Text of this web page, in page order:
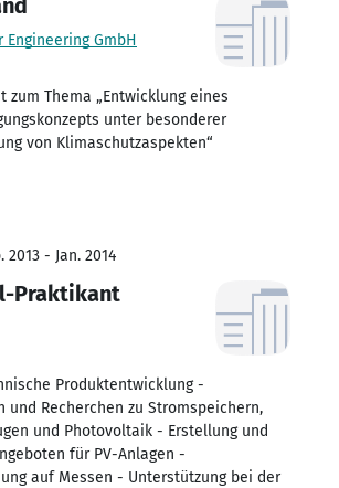
Engineering GmbH
zum Thema „Entwicklung eines
unter besonderer
von Klimaschutzaspekten“
2013 - Jan. 2014
Praktikant
Produktentwicklung -
und Recherchen zu Stromspeichern,
und Photovoltaik - Erstellung und
für PV-Anlagen -
auf Messen - Unterstützung bei der